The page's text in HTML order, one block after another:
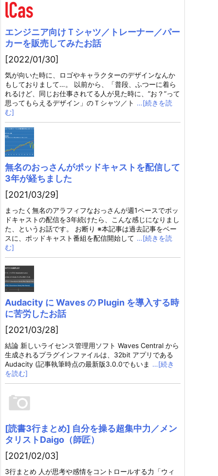
エンジニア向けＴシャツ／トレーナー／パー
カーを販売してみたお話
[2022/01/30]
気が向いた時に、ロゴやキャラクターのデザインなんか
もしておりまして…。 以前から、「普段、ふつーに着ら
れるけど、同じお仕事されてる人が見た時に、”お？”って
思ってもらえるデザイン」のＴシャツ／ト …[続きを読
む]
無名のおっさんがポッドキャストを配信して
3年が経ちました
[2021/03/29]
まったく無名のアラフィフなおっさんが週1ペースでポッ
ドキャストの配信を3年続けたら、こんな感じになりまし
た、というお話です。 お断り ※本記事は過去記事をベー
スに、ポッドキャスト番組を配信開始して …[続きを読
む]
Audacity に Waves の Plugin を導入する時
に苦労したお話
[2021/03/28]
結論 新しいライセンス管理用ソフト Waves Central から
生成されるプラグインファイルは、32bit アプリである
Audacity (記事執筆時点の最新版3.0.0でもいま …[続き
を読む]
[読書3行まとめ] 自分を操る超集中力／メン
タリストDaigo（師匠）
[2021/02/03]
3行まとめ 人が思考や感情をコントロールする力「ウィ